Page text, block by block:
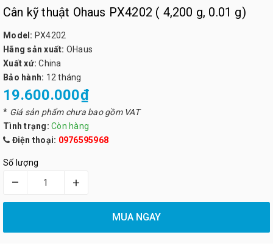
Cân kỹ thuật Ohaus PX4202 ( 4,200 g, 0.01 g)
Model: PX4202
Hãng sản xuất: OHaus
Xuất xứ: China
Bảo hành: 12 tháng
19.600.000₫
* Giá sản phẩm chưa bao gồm VAT
Tình trạng: Còn hàng
Điện thoại: 0976595968
Số lượng
– +
MUA NGAY